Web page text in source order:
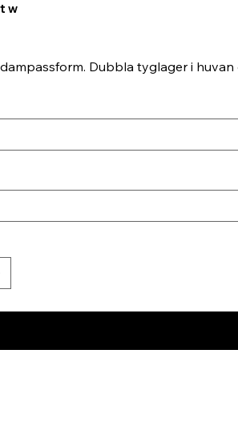
w
Dubbla tyglager i